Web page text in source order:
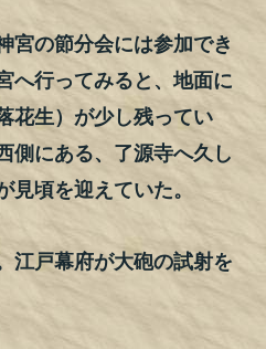
宮の節分会には参加でき
へ行ってみると、地面に
花生）が少し残ってい
側にある、了源寺へ久し
見頃を迎えていた。
江戸幕府が大砲の試射を